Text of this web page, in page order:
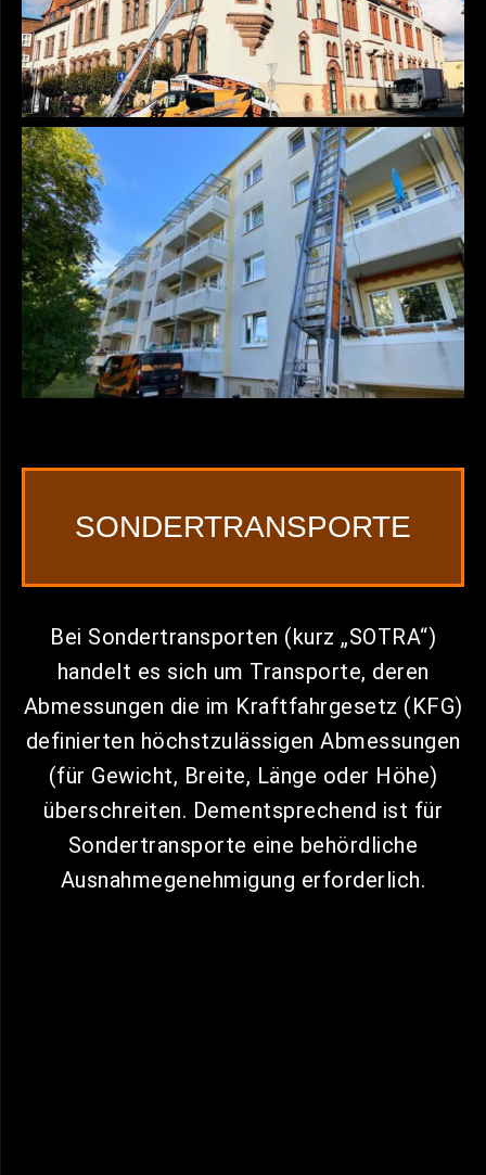
SONDERTRANSPORTE
Bei Sondertransporten (kurz „SOTRA“)
handelt es sich um Transporte, deren
Abmessungen die im Kraftfahrgesetz (KFG)
definierten höchstzulässigen Abmessungen
(für Gewicht, Breite, Länge oder Höhe)
überschreiten. Dementsprechend ist für
Sondertransporte eine behördliche
Ausnahmegenehmigung erforderlich.